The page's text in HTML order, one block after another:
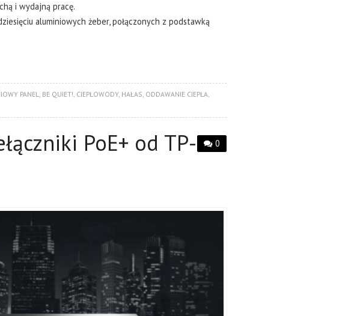
i wydajną pracę.
aluminiowych żeber, połączonych z podstawką
PANEL, BE QUIET!, CIEPŁOWODY, HAŁAS, ODDAWANIE CIEPŁA,
0
PoE+ od TP-